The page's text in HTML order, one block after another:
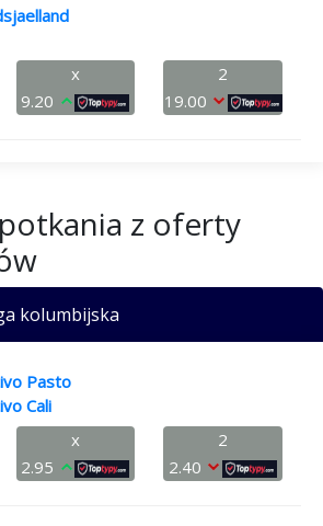
x
9.20
2
19.00
z oferty
kolumbijska
Pasto
Cali
x
2.95
2
2.40